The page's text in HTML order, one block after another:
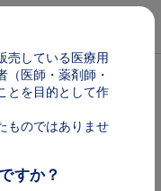
ンテンツに移動
AMD）
売している医療用
（医師・薬剤師・
とを目的として作
ものではありませ
すか？